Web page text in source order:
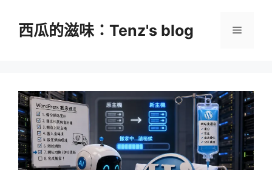
西瓜的滋味：Tenz's blog 選